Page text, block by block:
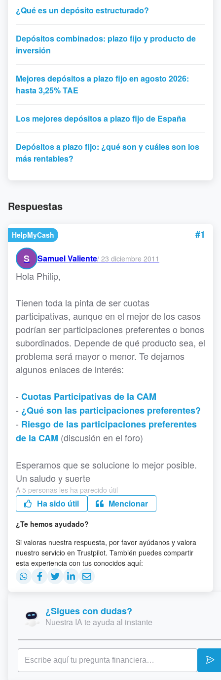
¿Qué es un depósito estructurado?
Depósitos combinados: plazo fijo y producto de
inversión
Mejores depósitos a plazo fijo en agosto 2026:
hasta 3,25% TAE
Los mejores depósitos a plazo fijo de España
Depósitos a plazo fijo: ¿qué son y cuáles son los
más rentables?
Respuestas
HelpMyCash
#1
S
Samuel Valiente/ 23 diciembre 2011
Hola Philip,
Tienen toda la pinta de ser cuotas
participativas, aunque en el mejor de los casos
podrían ser participaciones preferentes o bonos
subordinados. Depende de qué producto sea, el
problema será mayor o menor. Te dejamos
algunos enlaces de interés:
- Cuotas Participativas de la CAM
- ¿Qué son las participaciones preferentes?
- Riesgo de las participaciones preferentes
de la CAM (discusión en el foro)
Esperamos que se solucione lo mejor posible.
Un saludo y suerte
A 5 personas les ha parecido útil
Ha sido útil Mencionar
¿Te hemos ayudado?
Si valoras nuestra respuesta, por favor ayúdanos y valora
nuestro servicio en Trustpilot. También puedes compartir
esta experiencia con tus conocidos aquí:
¿Sigues con dudas?
Nuestra IA te ayuda al instante